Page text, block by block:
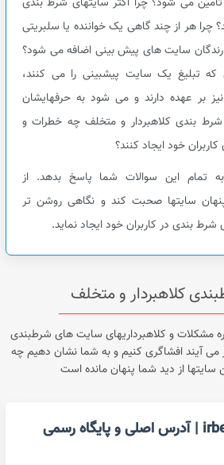
چرا هر از چند گاهی یک خواننده یا سلبریتی
سایت های پیش بینی اضافه می شود؟
که تبلیغ یک سایت پیشبینی را می کنند،
بر عهده دارند و می شود به حرفهایشان
بندی کلاهبردار و متخلف چه خطرات و
خود ایجاد کنند؟
تمام این سوالات شما پاسخ بدهد. از
پنهان سایتها صحبت کند و نگاهی روشن تر
بندی در کاربران خود ایجاد نماید.
کلاهبردار و متخلف
مشکلات و کلاهبرداریهای سایت های شرطبندی
آیند افشاگری کنیم و به شما نشان دهیم چه
سایتها از دید شما پنهان مانده است
سایت irbet365 | آدرس اصلی و پایگاه رسمی